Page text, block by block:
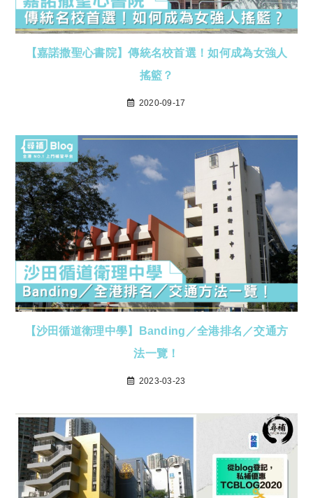
【嘉諾撒聖心書院】傳統名校首選！如何成為女強人
搖籃？
2020-09-17
【沙田循道衛理中學】Banding／全港排名／交通方
法一覽！
2023-03-23